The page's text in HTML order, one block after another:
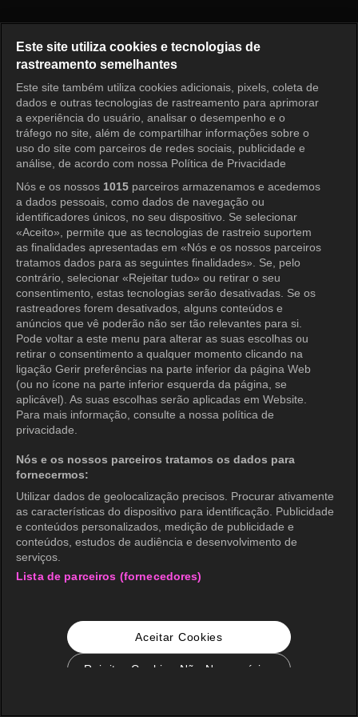
Entrar
Este site utiliza cookies e tecnologias de
rastreamento semelhantes
Este site também utiliza cookies adicionais, pixels, coleta de
dados e outras tecnologias de rastreamento para aprimorar
a experiência do usuário, analisar o desempenho e o
tráfego no site, além de compartilhar informações sobre o
uso do site com parceiros de redes sociais, publicidade e
análise, de acordo com nossa Política de Privacidade
Nós e os nossos 1015 parceiros armazenamos e acedemos
a dados pessoais, como dados de navegação ou
identificadores únicos, no seu dispositivo. Se selecionar
«Aceito», permite que as tecnologias de rastreio suportem
as finalidades apresentadas em «Nós e os nossos parceiros
tratamos dados para as seguintes finalidades». Se, pelo
contrário, selecionar «Rejeitar tudo» ou retirar o seu
consentimento, estas tecnologias serão desativadas. Se os
rastreadores forem desativados, alguns conteúdos e
anúncios que vê poderão não ser tão relevantes para si.
Pode voltar a este menu para alterar as suas escolhas ou
retirar o consentimento a qualquer momento clicando na
ligação Gerir preferências na parte inferior da página Web
(ou no ícone na parte inferior esquerda da página, se
aplicável). As suas escolhas serão aplicadas em Website.
Para mais informação, consulte a nossa política de
privacidade.
Nós e os nossos parceiros tratamos os dados para
fornecermos:
Utilizar dados de geolocalização precisos. Procurar ativamente
as características do dispositivo para identificação. Publicidade
e conteúdos personalizados, medição de publicidade e
conteúdos, estudos de audiência e desenvolvimento de
serviços.
Lista de parceiros (fornecedores)
Aceitar Cookies
Rejeitar Cookies Não Necessários